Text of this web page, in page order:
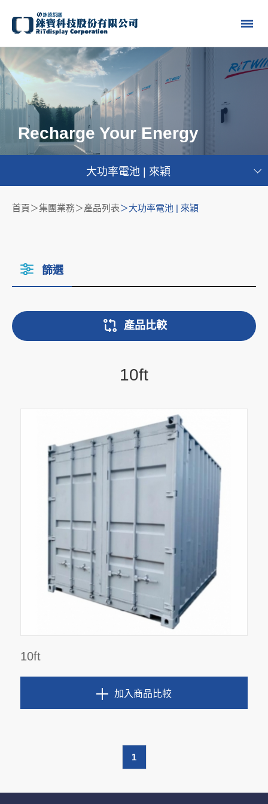
Recharge Your Energy
大功率電池 | 來穎
首頁 集團業務＞產品列表 大功率電池 | 來穎
篩選
產品比較
10ft
10ft
加入商品比較
1